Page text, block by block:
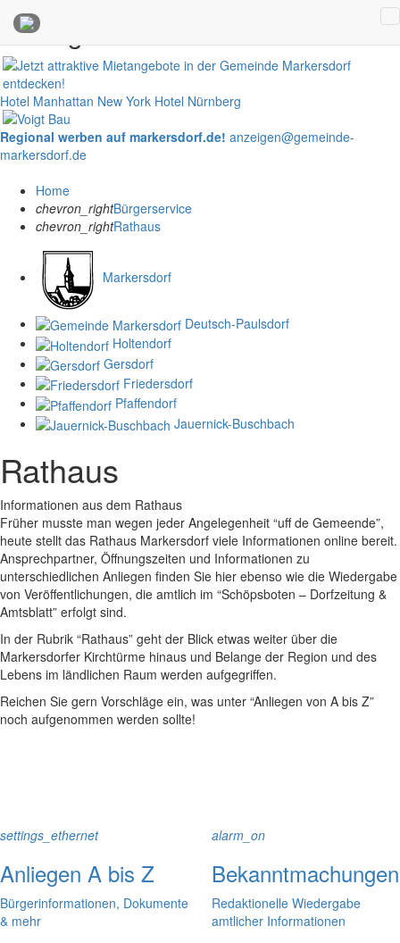
Anzeigen
Hotel Manhattan New York Hotel Nürnberg
Regional werben auf markersdorf.de! anzeigen@gemeinde-
markersdorf.de
Home
chevron_rightBürgerservice
chevron_rightRathaus
Markersdorf
Deutsch-Paulsdorf
Holtendorf
Gersdorf
Friedersdorf
Pfaffendorf
Jauernick-Buschbach
Rathaus
Informationen aus dem Rathaus
Früher musste man wegen jeder Angelegenheit “uff de Gemeende”,
heute stellt das Rathaus Markersdorf viele Informationen online bereit.
Ansprechpartner, Öffnungszeiten und Informationen zu
unterschiedlichen Anliegen finden Sie hier ebenso wie die Wiedergabe
von Veröffentlichungen, die amtlich im “Schöpsboten – Dorfzeitung &
Amtsblatt” erfolgt sind.
In der Rubrik “Rathaus” geht der Blick etwas weiter über die
Markersdorfer Kirchtürme hinaus und Belange der Region und des
Lebens im ländlichen Raum werden aufgegriffen.
Reichen Sie gern Vorschläge ein, was unter “Anliegen von A bis Z”
noch aufgenommen werden sollte!
settings_ethernet
Anliegen A bis Z
Bürgerinformationen, Dokumente
& mehr
alarm_on
Bekanntmachungen
Redaktionelle Wiedergabe
amtlicher Informationen